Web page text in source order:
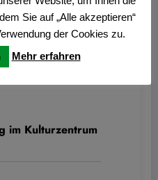
im Kulturzentrum
Sie auf „Alle akzeptieren“
der Cookies zu.
Mehr erfahren